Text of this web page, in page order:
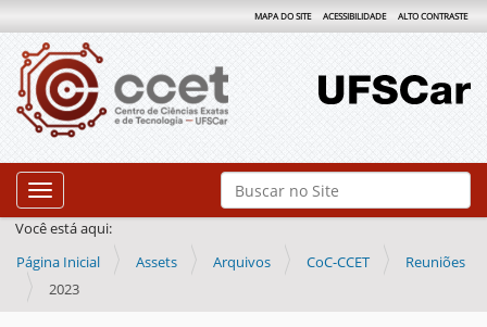
Busca
Busca Avançada…
MAPA DO SITE ACESSIBILIDADE ALTO CONTRASTE
Toggle navigation
Você está aqui:
Página Inicial
Assets Arquivos CoC-CCET
Reuniões
2023